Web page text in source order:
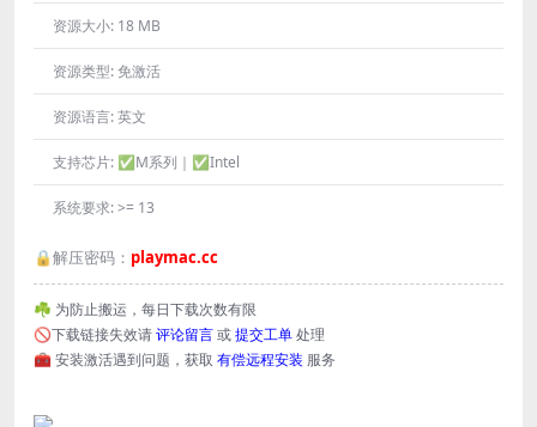
资源大小: 18 MB
资源类型:免激活
资源语言:英文
支持芯片: ✅M系列｜✅Intel
系统要求:>= 13
🔒解压密码： playmac.cc
☘️ 为防止搬运，每日下载次数有限
🚫下载链接失效请评论留言或提交工单处理
🧰 安装激活遇到问题，获取 有偿远程安装 服务